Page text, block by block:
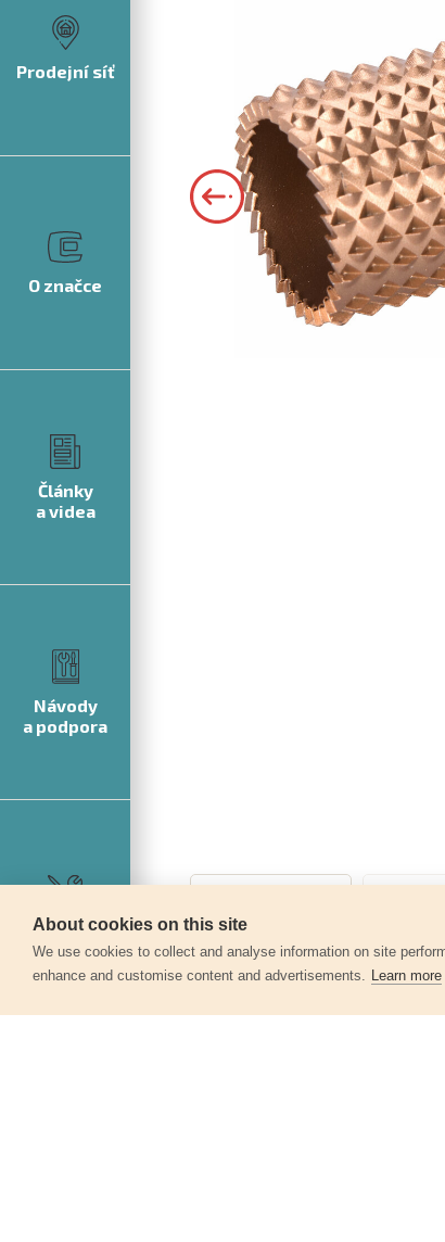
Prodejní síť
O značce
Články
a videa
Návody
a podpora
Servis
About cookies on this site
We use cookies to collect and analyse information on site
enhance and customise content and advertisements. Learn more